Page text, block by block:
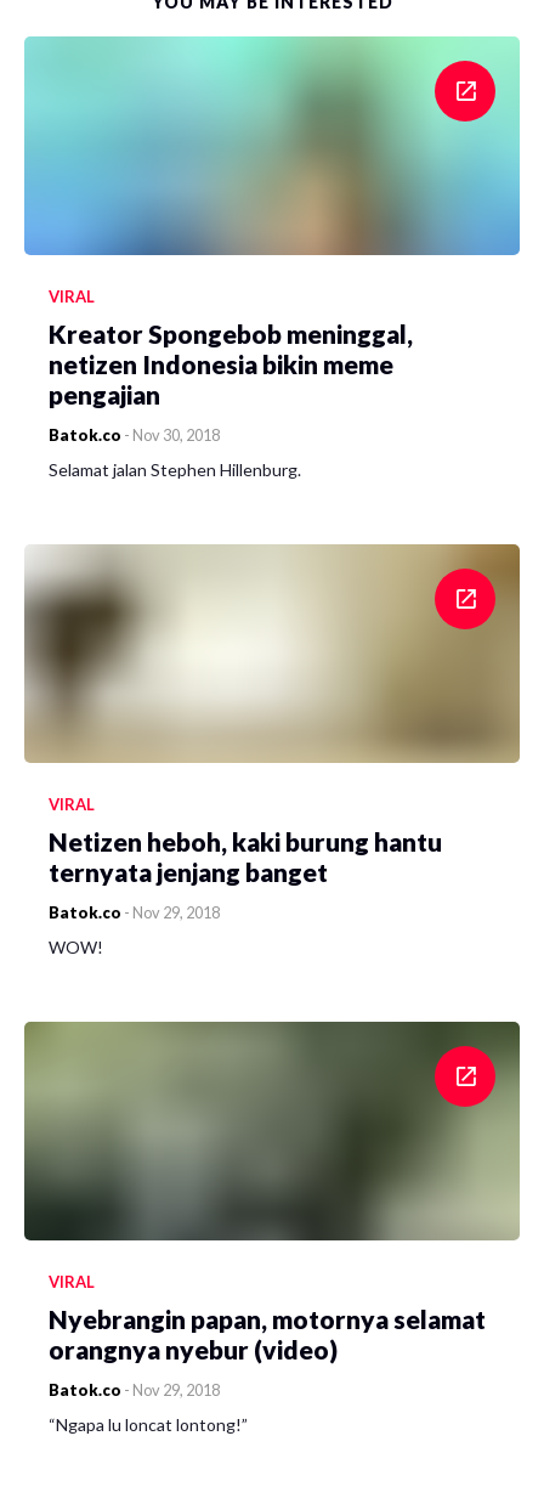
VIRAL
Kreator Spongebob meninggal,
netizen Indonesia bikin meme
pengajian
Batok.co - Nov 30, 2018
Selamat jalan Stephen Hillenburg.
VIRAL
Netizen heboh, kaki burung hantu
ternyata jenjang banget
Batok.co - Nov 29, 2018
WOW!
VIRAL
Nyebrangin papan, motornya selamat
orangnya nyebur (video)
Batok.co - Nov 29, 2018
“Ngapa lu loncat lontong!”